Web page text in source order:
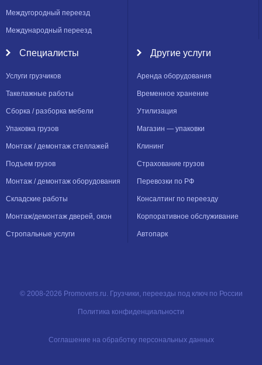
Междугородный переезд
Международный переезд
Специалисты
Услуги грузчиков
Такелажные работы
Сборка / разборка мебели
Упаковка грузов
Монтаж / демонтаж стеллажей
Подъем грузов
Монтаж / демонтаж оборудования
Складские работы
Монтаж/демонтаж дверей, окон
Стропальные услуги
Другие услуги
Аренда оборудования
Временное хранение
Утилизация
Магазин — упаковки
Клининг
Страхование грузов
Перевозки по РФ
Консалтинг по переезду
Корпоративное обслуживание
Автопарк
© 2008-2026 Promovers.ru. Грузчики, переезды под ключ по России
Политика конфиденциальности
Соглашение на обработку персональных данных